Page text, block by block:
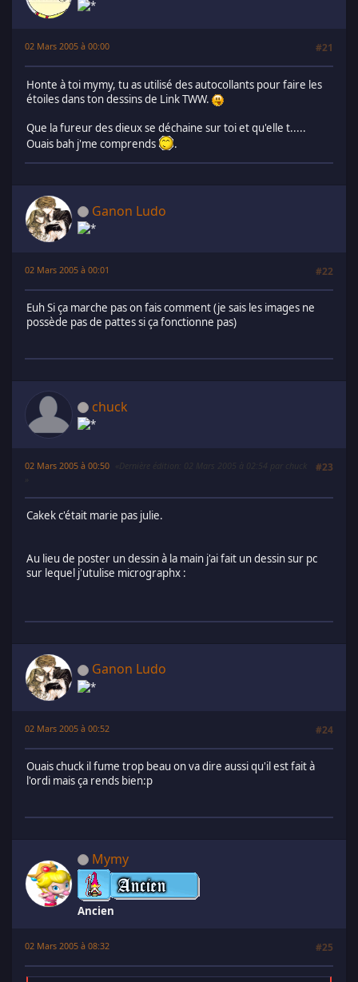
02 Mars 2005 à 00:00 #21
Honte à toi mymy, tu as utilisé des autocollants pour faire les
étoiles dans ton dessins de Link TWW.
Que la fureur des dieux se déchaine sur toi et qu'elle t.....
Ouais bah j'me comprends
.
Ganon Ludo
02 Mars 2005 à 00:01 #22
Euh Si ça marche pas on fais comment (je sais les images ne
possède pas de pattes si ça fonctionne pas)
chuck
02 Mars 2005 à 00:50 #23
Dernière édition : 02 Mars 2005 à 02:54 par chuck
Cakek c'était marie pas julie.
Au lieu de poster un dessin à la main j'ai fait un dessin sur pc
sur lequel j'utulise micrographx :
Ganon Ludo
02 Mars 2005 à 00:52 #24
Ouais chuck il fume trop beau on va dire aussi qu'il est fait à
l'ordi mais ça rends bien:p
Mymy
Ancien
02 Mars 2005 à 08:32 #25